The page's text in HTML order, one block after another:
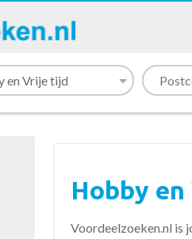
Hobby
Voordeelzoeken.nl is